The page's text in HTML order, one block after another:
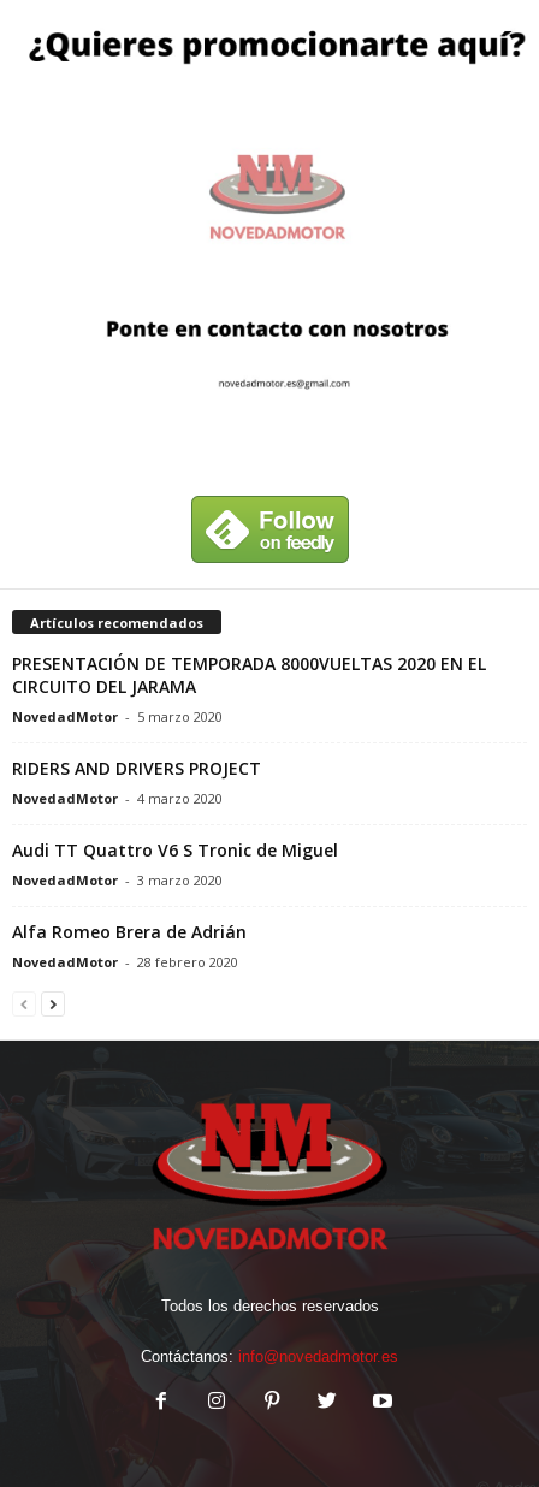
Artículos recomendados
PRESENTACIÓN DE TEMPORADA 8000VUELTAS 2020 EN EL
CIRCUITO DEL JARAMA
NovedadMotor - 5 marzo 2020
RIDERS AND DRIVERS PROJECT
NovedadMotor - 4 marzo 2020
Audi TT Quattro V6 S Tronic de Miguel
NovedadMotor - 3 marzo 2020
Alfa Romeo Brera de Adrián
NovedadMotor - 28 febrero 2020
Todos los derechos reservados
Contáctanos: info@novedadmotor.es